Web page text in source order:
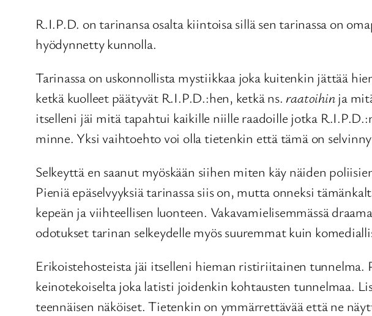
R.I.P.D. on tarinansa osalta kiintoisa sillä sen tarinassa on
hyödynnetty kunnolla.
Tarinassa on uskonnollista mystiikkaa joka kuitenkin jättää
ketkä kuolleet päätyvät R.I.P.D.:hen, ketkä ns.raatoihinja
itselleni jäi mitä tapahtui kaikille niille raadoille jotka
minne. Yksi vaihtoehto voi olla tietenkin että tämä on
Selkeyttä en saanut myöskään siihen miten käy näiden
Pieniä epäselvyyksiä tarinassa siis on, mutta onneksi
kepeän ja viihteellisen luonteen. Vakavamielisemmässä
odotukset tarinan selkeydelle myös suuremmat kuin
Erikoistehosteista jäi itselleni hieman ristiriitainen
keinotekoiselta joka latisti joidenkin kohtausten tunnelmaa.
teennäisen näköiset. Tietenkin on ymmärrettävää että ne